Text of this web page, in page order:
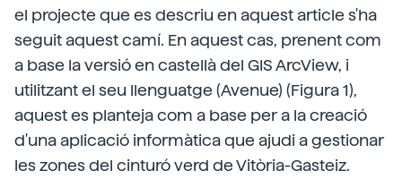
el projecte que es descriu en aquest article s'ha
seguit aquest camí. En aquest cas, prenent com
a base la versió en castellà del GIS ArcView, i
utilitzant el seu llenguatge (Avenue) (Figura 1),
aquest es planteja com a base per a la creació
d'una aplicació informàtica que ajudi a gestionar
les zones del cinturó verd de Vitòria-Gasteiz.